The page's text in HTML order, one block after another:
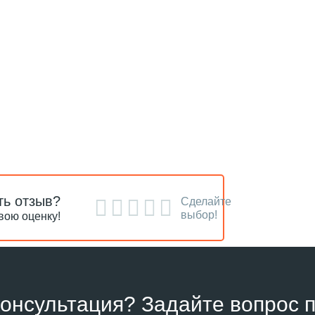
отзыв?
оценку!
Сделайте
выбор!
Задайте вопрос